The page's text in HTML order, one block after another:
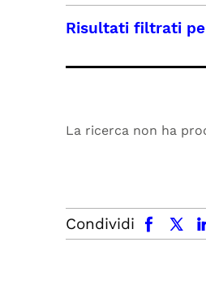
Risultati filtrati
La ricerca non ha
Condividi
facebook x.com linkedin